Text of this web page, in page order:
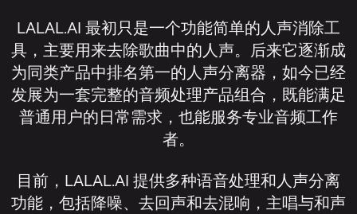
LALAL.AI 最初只是一个功能简单的人声消除工
具，主要用来去除歌曲中的人声。后来它逐渐成
为同类产品中排名第一的人声分离器，如今已经
发展为一套完整的音频处理产品组合，既能满足
普通用户的日常需求，也能服务专业音频工作
者。
目前，LALAL.AI 提供多种语音处理和人声分离
功能，包括降噪、去回声和去混响，主唱与和声